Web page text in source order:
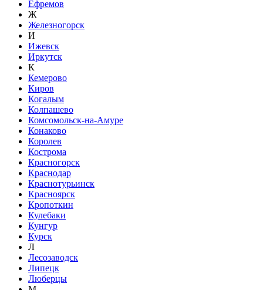
Ефремов
Ж
Железногорск
И
Ижевск
Иркутск
К
Кемерово
Киров
Когалым
Колпашево
Комсомольск-на-Амуре
Конаково
Королев
Кострома
Красногорск
Краснодар
Краснотурьинск
Красноярск
Кропоткин
Кулебаки
Кунгур
Курск
Л
Лесозаводск
Липецк
Люберцы